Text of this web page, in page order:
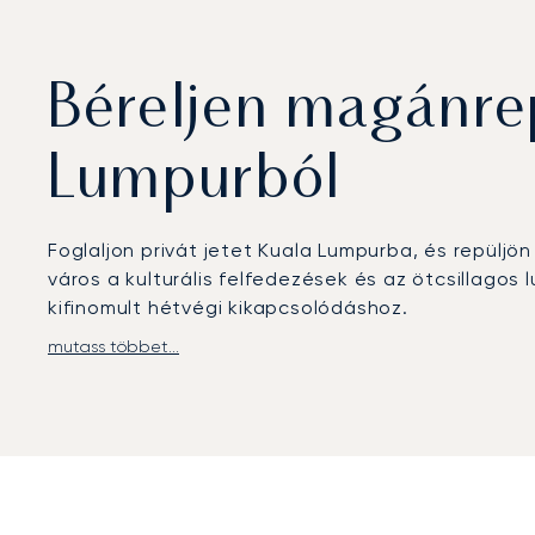
Béreljen
Lumpurból
Foglaljon privát jetet Kuala Lumpurba, és
város a kulturális felfedezések és az ötcsillagos
kifinomult hétvégi kikapcsolódáshoz.
Az utazását az Ön időbeosztásához igazítjuk,
mutass többet...